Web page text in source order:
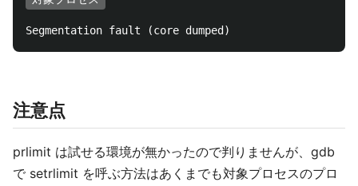
注意点
prlimit は試せる環境が無かったので判りませんが、gdb
で setrlimit を呼ぶ方法はあくまでも対象プロセスのプロ